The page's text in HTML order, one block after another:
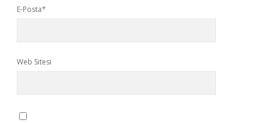
E-Posta*
Web Sitesi